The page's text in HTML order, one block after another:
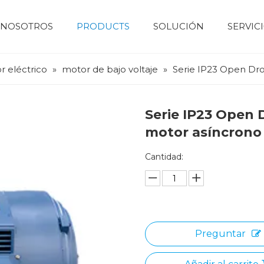
PRODUCTS SOLUCIÓN
eléctrico » motor de bajo voltaje » Serie IP23 Open
Serie IP23 Open
motor asíncrono
Cantidad:
Preguntar